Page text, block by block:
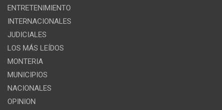
ENTRETENIMIENTO
INTERNACIONALES
JUDICIALES
LOS MÁS LEÍDOS
MONTERIA
MUNICIPIOS
NACIONALES
OPINION